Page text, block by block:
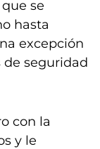
se
hasta
excepción
de seguridad
con la
y le